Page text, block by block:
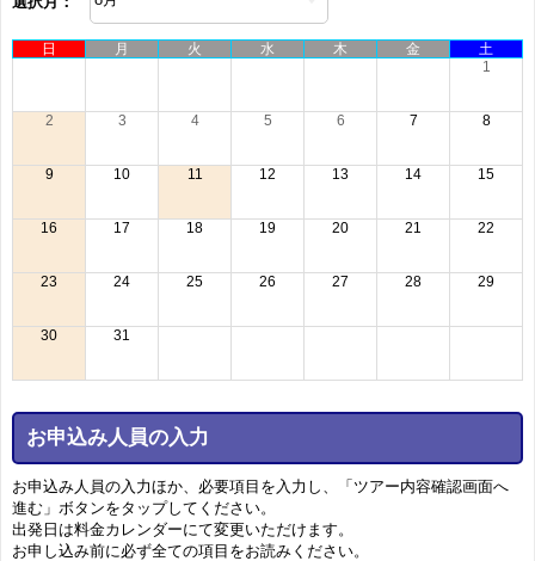
日 月 火 水 木 金
土
1
2 3 4 5 6 7 8
9 10 11 12 13 14 15
16 17 18 19 20 21 22
23 24 25 26 27 28 29
30 31
お申込み人員の入力
お申込み人員の入力ほか、必要項目を入力し、「ツアー内容確認画面へ
進む」ボタンをタップしてください。
出発日は料金カレンダーにて変更いただけます。
お申し込み前に必ず全ての項目をお読みください。